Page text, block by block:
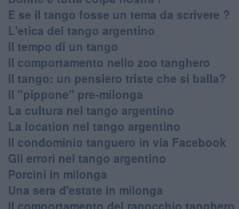
E se il tango fosse un tema da scrivere ?
L'etica del tango argentino
Il tempo di un tango
Il comportamento nello zoo tanghero
Il tango: un pensiero triste che si balla?
Il "pippone" pre-milonga
La cultura nel tango argentino
La location nel tango argentino
Il condominio tanguero in via Facebook
Gli errori nel tango argentino
Porcini in milonga
Una sera d'estate in milonga
Il comportamento del ranocchio tanghero